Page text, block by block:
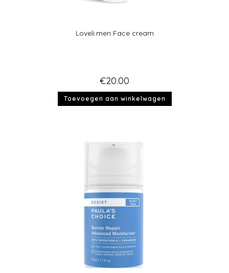
Loveli.men Face cream
€20.00
Toevoegen aan winkelwagen